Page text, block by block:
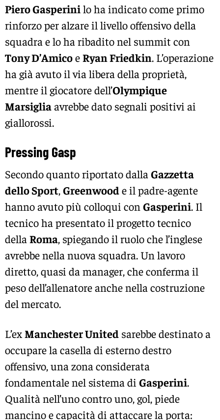
Piero Gasperinilo ha indicato come primo
rinforzo per alzare il livello offensivo della
squadra e lo ha ribadito nel summit con
Tony D’AmicoeRyan Friedkin. L’operazione
ha già avuto il via libera della proprietà,
mentre il giocatore dell’Olympique
Marsigliaavrebbe dato segnali positivi ai
giallorossi.
Pressing Gasp
Secondo quanto riportato dalla Gazzetta
dello Sport,Greenwoode il padre-agente
hanno avuto più colloqui con Gasperini. Il
tecnico ha presentato il progetto tecnico
della Roma, spiegando il ruolo che l’inglese
avrebbe nella nuova squadra. Un lavoro
diretto, quasi da manager, che conferma il
peso dell’allenatore anche nella costruzione
del mercato.
L’ex Manchester United sarebbe destinato a
occupare la casella di esterno destro
offensivo, una zona considerata
fondamentale nel sistema di Gasperini.
Qualità nell’uno contro uno, gol, piede
mancino e capacità di attaccare la porta: